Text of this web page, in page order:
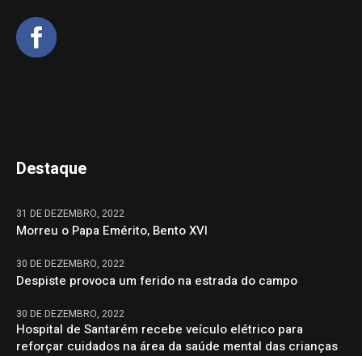
Destaque
31 DE DEZEMBRO, 2022
Morreu o Papa Emérito, Bento XVI
30 DE DEZEMBRO, 2022
Despiste provoca um ferido na estrada do campo
30 DE DEZEMBRO, 2022
Hospital de Santarém recebe veículo elétrico para
reforçar cuidados na área da saúde mental das crianças